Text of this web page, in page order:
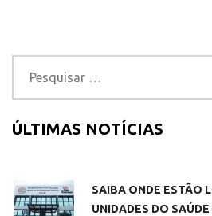
ÚLTIMAS NOTÍCIAS
SAIBA ONDE ESTÃO
UNIDADES DO